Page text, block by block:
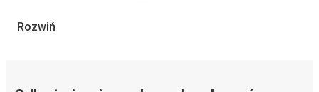
wyprzedzeniem lub na tygodniu, unikając weekendów i
Rozwiń